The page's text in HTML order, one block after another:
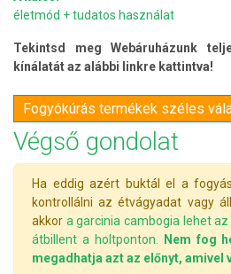
életmód + tudatos használat
Tekintsd meg Webáruházunk
kínálatát az alábbi linkre kattintva!
Fogyókúrás termékek széles
Végső gondolat
Ha eddig azért buktál el a
kontrollálni az étvágyadat vagy
akkor a garcinia cambogia lehet
átbillent a holtponton.
Nem fog
megadhatja azt az előnyt, amivel